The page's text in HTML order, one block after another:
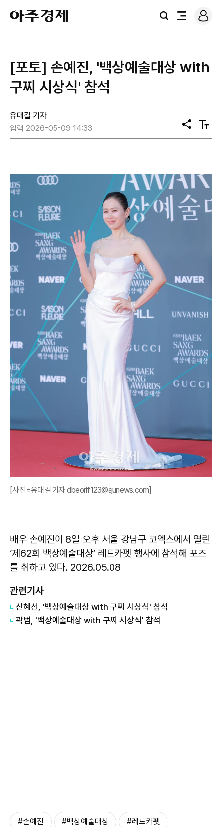
아
주
경
검
전
로
그
[포토] 손예진, '백상예술대상 with
구찌 시상식' 참석
유대길 기자
입력 2026-05-09 14:33
공
유
텍
스
[사진=유대길 기자 dbeorlf123@ajunews.com]
배우 손예진이 8일 오후 서울 강남구 코엑스에서 열린
‘제62회 백상예술대상’ 레드카펫 행사에 참석해 포즈
를 취하고 있다. 2026.05.08
관련기사
신혜선, '백상예술대상 with 구찌 시상식' 참석
곽범, '백상예술대상 with 구찌 시상식' 참석
#손예진 #백상예술대상 #레드카펫